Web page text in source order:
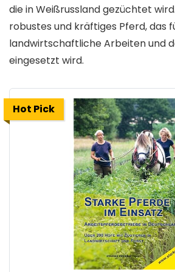
die in Weißrussland gezüchtet
robustes und kräftiges Pferd, das
landwirtschaftliche Arbeiten und
eingesetzt wird.
Hot Pick